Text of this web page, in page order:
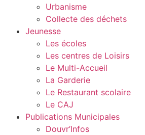
Urbanisme
Collecte des déchets
Jeunesse
Les écoles
Les centres de Loisirs
Le Multi-Accueil
La Garderie
Le Restaurant scolaire
Le CAJ
Publications Municipales
Douvr’Infos